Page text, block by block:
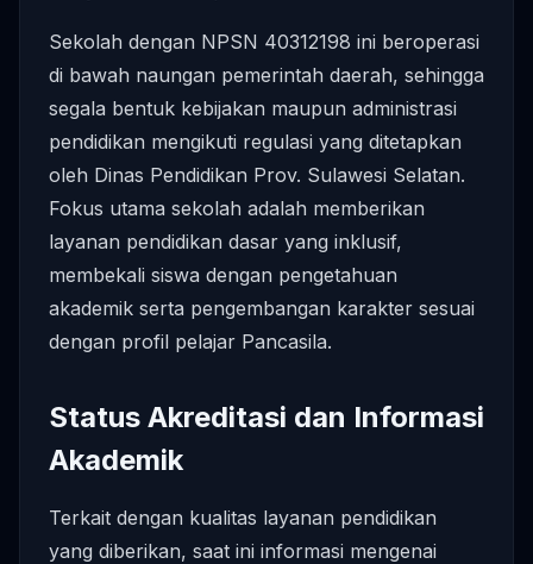
Sekolah dengan NPSN 40312198 ini beroperasi
di bawah naungan pemerintah daerah, sehingga
segala bentuk kebijakan maupun administrasi
pendidikan mengikuti regulasi yang ditetapkan
oleh Dinas Pendidikan Prov. Sulawesi Selatan.
Fokus utama sekolah adalah memberikan
layanan pendidikan dasar yang inklusif,
membekali siswa dengan pengetahuan
akademik serta pengembangan karakter sesuai
dengan profil pelajar Pancasila.
Status Akreditasi dan Informasi
Akademik
Terkait dengan kualitas layanan pendidikan
yang diberikan, saat ini informasi mengenai